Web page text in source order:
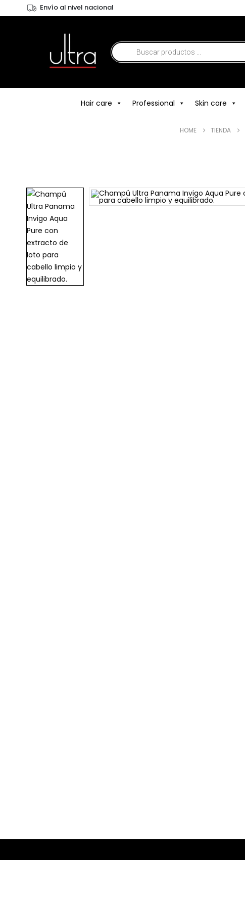
Envío al nivel nacional
Hair care Professional Skin care
HOME TIENDA